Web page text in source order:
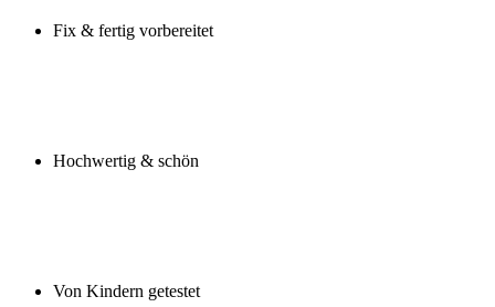
Fix & fertig vorbereitet
Hochwertig & schön
Von Kindern getestet